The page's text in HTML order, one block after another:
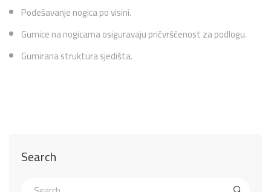
Search
Podešavanje nogica po visini.
Gumice na nogicama osiguravaju pričvršćenost za podlogu.
Gumirana struktura sjedišta.